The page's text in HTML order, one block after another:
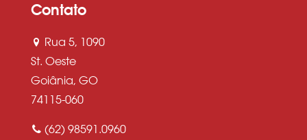
Contato
Rua 5, 1090
St. Oeste
Goiânia, GO
74115-060
(62) 98591.0960